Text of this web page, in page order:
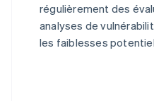
régulièrement des
analyses de
les faiblesses